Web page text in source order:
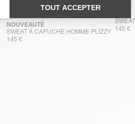
SWEAT À CAPUCHE HOMME PLIZZY
NOUVEAUTÉ
145 €
145 €